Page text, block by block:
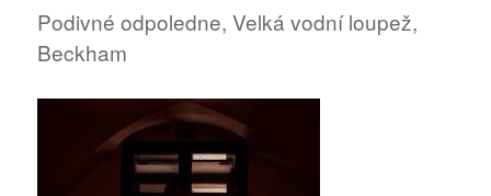
Podivné odpoledne, Velká vodní loupež,
Beckham